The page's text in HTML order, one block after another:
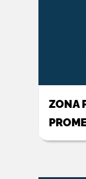
ZONA